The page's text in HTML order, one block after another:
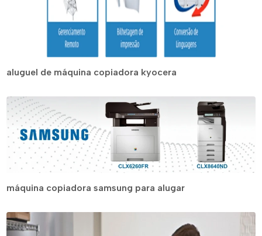
aluguel de máquina copiadora kyocera
máquina copiadora samsung para alugar